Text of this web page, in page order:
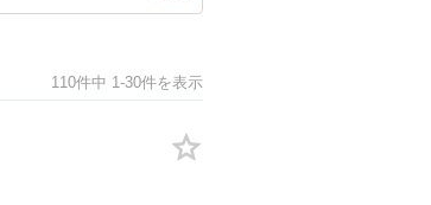
110件中 1-30件を表示